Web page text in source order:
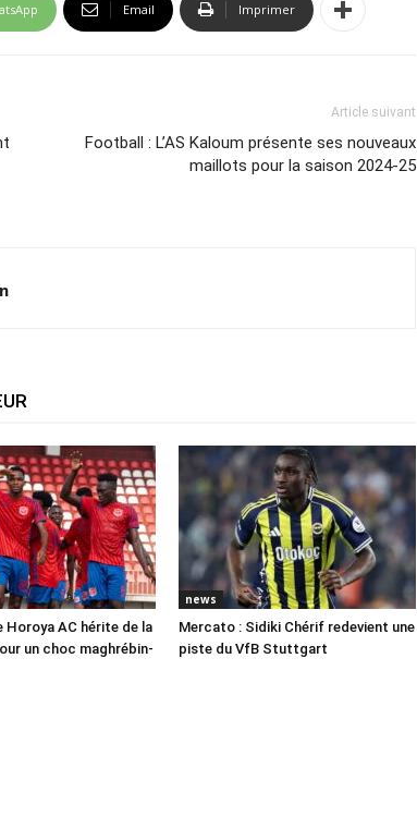
Email Imprimer
Article suivant
Football : L’AS Kaloum présente ses nouveaux
maillots pour la saison 2024-25
Horoya AC hérite de la
un choc maghrébin-
news
Mercato : Sidiki Chérif redevient une
piste du VfB Stuttgart